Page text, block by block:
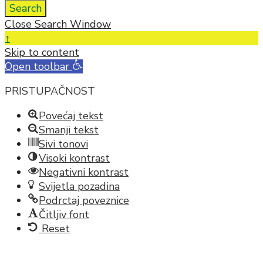
Search
Close Search Window
↑
Skip to content
Open toolbar
PRISTUPAČNOST
Povećaj tekst
Smanji tekst
Sivi tonovi
Visoki kontrast
Negativni kontrast
Svijetla pozadina
Podrctaj poveznice
Čitljiv font
Reset